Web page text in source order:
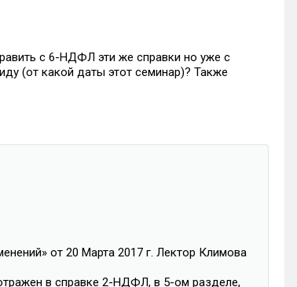
с 6-НДФЛ эти же справки но уже с
(от какой даты этот семинар)? Также
от 20 Марта 2017 г. Лектор Климова
в справке 2-НДФЛ, в 5-ом разделе,